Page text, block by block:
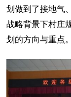
划做到了接地气
战略背景下村庄
划的方向与重点。